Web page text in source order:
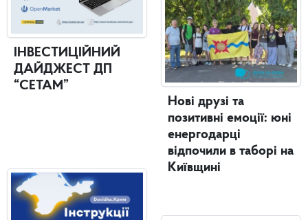
ІНВЕСТИЦІЙНИЙ
ДАЙДЖЕСТ ДП
“СЕТАМ”
Нові друзі та
позитивні емоції: юні
енергодарці
відпочили в таборі на
Київщині